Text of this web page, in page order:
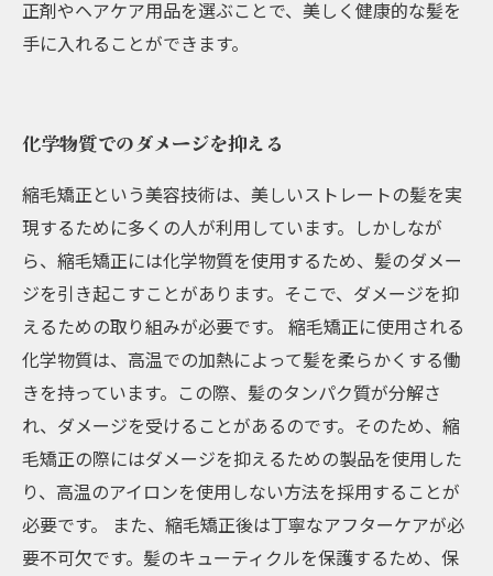
正剤やヘアケア用品を選ぶことで、美しく健康的な髪を
手に入れることができます。
化学物質でのダメージを抑える
縮毛矯正という美容技術は、美しいストレートの髪を実
現するために多くの人が利用しています。しかしなが
ら、縮毛矯正には化学物質を使用するため、髪のダメー
ジを引き起こすことがあります。そこで、ダメージを抑
えるための取り組みが必要です。 縮毛矯正に使用される
化学物質は、高温での加熱によって髪を柔らかくする働
きを持っています。この際、髪のタンパク質が分解さ
れ、ダメージを受けることがあるのです。そのため、縮
毛矯正の際にはダメージを抑えるための製品を使用した
り、高温のアイロンを使用しない方法を採用することが
必要です。 また、縮毛矯正後は丁寧なアフターケアが必
要不可欠です。髪のキューティクルを保護するため、保